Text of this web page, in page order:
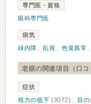
専門医・資格
眼科専門医
病気
緑内障、乱視、色覚異常
老眼の関連項目（口コ
症状
視力の低下 (3072)、 目